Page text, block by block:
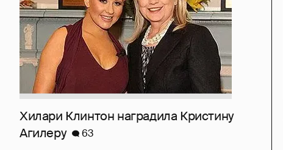
Хилари Клинтон наградила Кристину
Агилеру
63